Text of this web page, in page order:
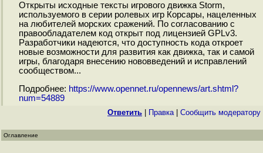
Открыты исходные тексты игрового движка Storm,
используемого в серии ролевых игр Корсары, нацеленных
на любителей морских сражений. По согласованию с
правообладателем код открыт под лицензией GPLv3.
Разработчики надеются, что доступность кода откроет
новые возможности для развития как движка, так и самой
игры, благодаря внесению нововведений и исправлений
сообществом...
Подробнее: https://www.opennet.ru/opennews/art.shtml?
num=54889
Ответить Правка| Cообщить модератору
Оглавление